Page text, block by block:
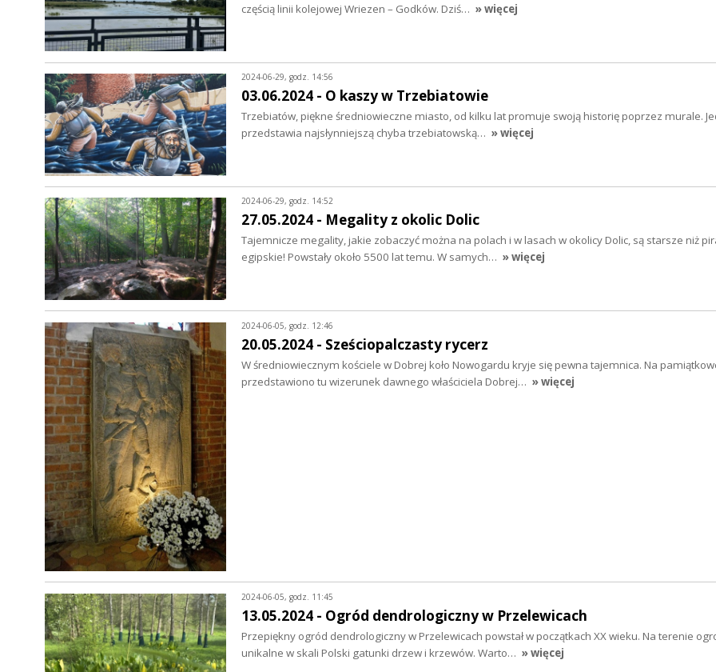
częścią linii kolejowej Wriezen – Godków. Dziś… » więcej
2024-06-29, godz. 14:56
03.06.2024 - O kaszy w Trzebiatowie
Trzebiatów, piękne średniowieczne miasto, od kilku lat promuje swoją historię poprzez murale.
przedstawia najsłynniejszą chyba trzebiatowską… » więcej
2024-06-29, godz. 14:52
27.05.2024 - Megality z okolic Dolic
Tajemnicze megality, jakie zobaczyć można na polach i w lasach w okolicy Dolic, są starsze niż
egipskie! Powstały około 5500 lat temu. W samych… » więcej
2024-06-05, godz. 12:46
20.05.2024 - Sześciopalczasty rycerz
W średniowiecznym kościele w Dobrej koło Nowogardu kryje się pewna tajemnica. Na
przedstawiono tu wizerunek dawnego właściciela Dobrej… » więcej
2024-06-05, godz. 11:45
13.05.2024 - Ogród dendrologiczny w Przelewicach
Przepiękny ogród dendrologiczny w Przelewicach powstał w początkach XX wieku. Na terenie
unikalne w skali Polski gatunki drzew i krzewów. Warto… » więcej